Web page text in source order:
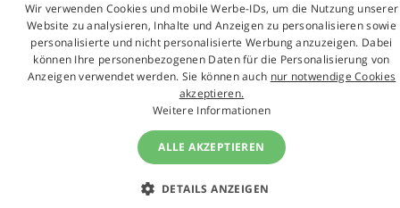
Wir verwenden Cookies und mobile Werbe-IDs, um die Nutzung unserer
Website zu analysieren, Inhalte und Anzeigen zu personalisieren sowie
personalisierte und nicht personalisierte Werbung anzuzeigen. Dabei
können Ihre personenbezogenen Daten für die Personalisierung von
Anzeigen verwendet werden. Sie können auch nur notwendige Cookies
akzeptieren.
Weitere Informationen
ALLE AKZEPTIEREN
DETAILS ANZEIGEN